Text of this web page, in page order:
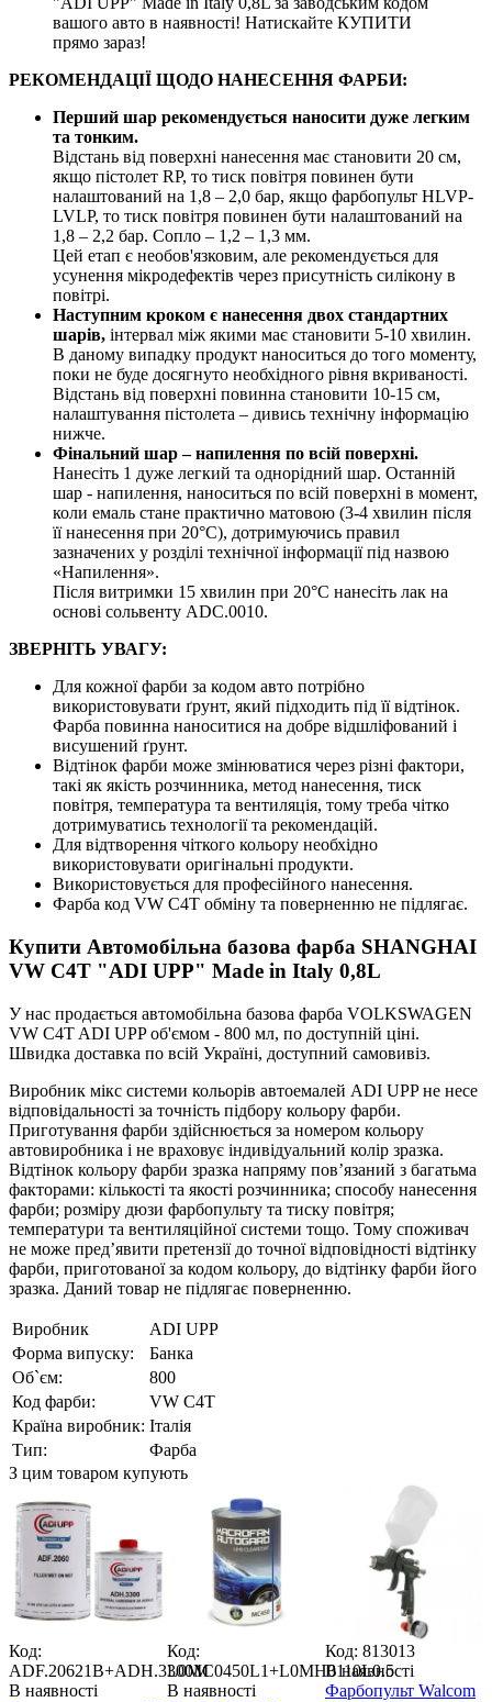
вашого авто в наявності! Натискайте КУПИТИ
прямо зараз!
РЕКОМЕНДАЦІЇ ЩОДО НАНЕСЕННЯ ФАРБИ:
Перший шар рекомендується наносити дуже легким
та тонким.
Відстань від поверхні нанесення має становити 20 см,
якщо пістолет RP, то тиск повітря повинен бути
налаштований на 1,8 – 2,0 бар, якщо фарбопульт HLVP-
LVLP, то тиск повітря повинен бути налаштований на
1,8 – 2,2 бар. Сопло – 1,2 – 1,3 мм.
Цей етап є необов'язковим, але рекомендується для
усунення мікродефектів через присутність силікону в
повітрі.
Наступним кроком є нанесення двох стандартних
шарів, інтервал між якими має становити 5-10 хвилин.
В даному випадку продукт наноситься до того моменту,
поки не буде досягнуто необхідного рівня вкриваності.
Відстань від поверхні повинна становити 10-15 см,
налаштування пістолета – дивись технічну інформацію
нижче.
Фінальний шар – напилення по всій поверхні.
Нанесіть 1 дуже легкий та однорідний шар. Останній
шар - напилення, наноситься по всій поверхні в момент,
коли емаль стане практично матовою (3-4 хвилин після
її нанесення при 20°C), дотримуючись правил
зазначених у розділі технічної інформації під назвою
«Напилення».
Після витримки 15 хвилин при 20°C нанесіть лак на
основі сольвенту ADC.0010.
ЗВЕРНІТЬ УВАГУ:
Для кожної фарби за кодом авто потрібно
використовувати ґрунт, який підходить під її відтінок.
Фарба повинна наноситися на добре відшліфований і
висушений ґрунт.
Відтінок фарби може змінюватися через різні фактори,
такі як якість розчинника, метод нанесення, тиск
повітря, температура та вентиляція, тому треба чітко
дотримуватись технології та рекомендацій.
Для відтворення чіткого кольору необхідно
використовувати оригінальні продукти.
Використовується для професійного нанесення.
Фарба код VW C4T обміну та поверненню не підлягає.
Купити Автомобільна базова фарба SHANGHAI
VW C4T "ADI UPP" Made in Italy 0,8L
У нас продається автомобільна базова фарба VOLKSWAGEN
VW C4T ADI UPP об'ємом - 800 мл, по доступній ціні.
Швидка доставка по всій Україні, доступний самовивіз.
Виробник мікс системи кольорів автоемалей ADI UPP не несе
відповідальності за точність підбору кольору фарби.
Приготування фарби здійснюється за номером кольору
автовиробника і не враховує індивідуальний колір зразка.
Відтінок кольору фарби зразка напряму пов’язаний з багатьма
факторами: кількості та якості розчинника; способу нанесення
фарби; розміру дюзи фарбопульту та тиску повітря;
температури та вентиляційної системи тощо. Тому споживач
не може пред’явити претензії до точної відповідності відтінку
фарби, приготованої за кодом кольору, до відтінку фарби його
зразка. Даний товар не підлягає поверненню.
Виробник
ADI UPP
Форма випуску:
Банка
Об`єм:
800
Код фарби:
VW C4T
Країна виробник: Італія
Тип:
Фарба
З цим товаром купують
Код:
ADF.20621B+ADH.3300M
В наявності
Код:
L0MC0450L1+L0MH0110L0.5
В наявності
Код: 813013
В наявності
Фарбопульт Walcom